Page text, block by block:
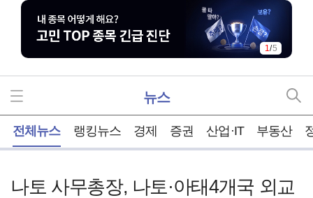
1/5
뉴스
전체뉴스 랭킹뉴스 경제 증권 산업·IT 부동산
나토 사무총장, 나토·아태4개국 외교